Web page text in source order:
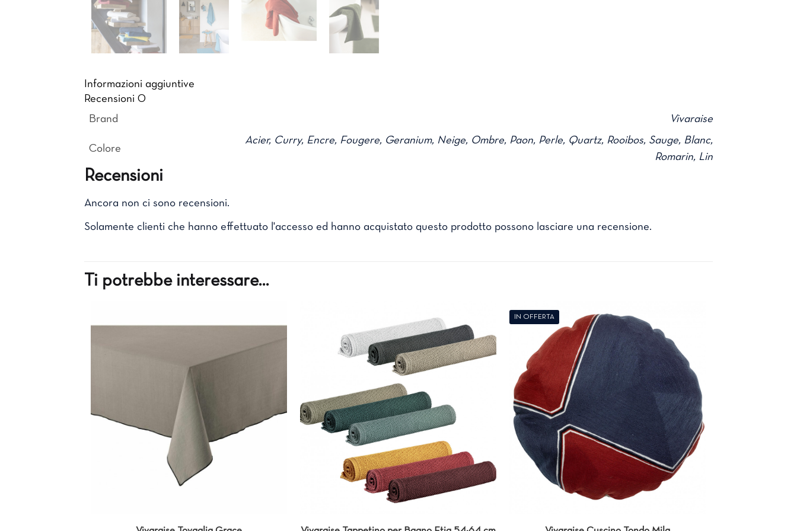
Informazioni aggiuntive
Recensioni 0
Brand
Vivaraise
Colore
Acier, Curry, Encre, Fougere, Geranium, Neige, Ombre, Paon, Perle, Quartz, Rooibos, Sauge, Blanc,
Romarin, Lin
Recensioni
Ancora non ci sono recensioni.
Solamente clienti che hanno effettuato l'accesso ed hanno acquistato questo prodotto possono lasciare una recensione.
Ti potrebbe interessare…
IN OFFERTA